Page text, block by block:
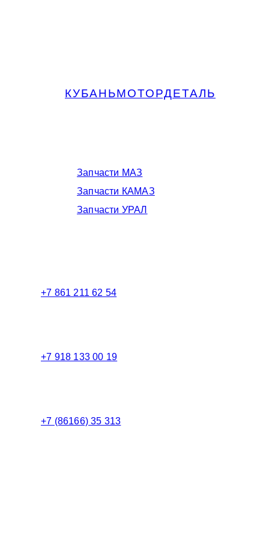
КУБАНЬМОТОРДЕТАЛЬ
Запчасти МАЗ
Запчасти КАМАЗ
Запчасти УРАЛ
+7 861 211 62 54
+7 918 133 00 19
+7 (86166) 35 313